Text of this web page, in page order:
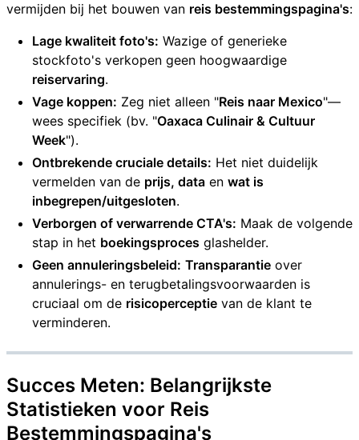
vermijden bij het bouwen van reis bestemmingspagina's:
Lage kwaliteit foto's: Wazige of generieke
stockfoto's verkopen geen hoogwaardige
reiservaring.
Vage koppen: Zeg niet alleen "Reis naar Mexico"—
wees specifiek (bv. "Oaxaca Culinair & Cultuur
Week").
Ontbrekende cruciale details: Het niet duidelijk
vermelden van de prijs, data en wat is
inbegrepen/uitgesloten.
Verborgen of verwarrende CTA's: Maak de volgende
stap in het boekingsproces glashelder.
Geen annuleringsbeleid: Transparantie over
annulerings- en terugbetalingsvoorwaarden is
cruciaal om de risicoperceptie van de klant te
verminderen.
Succes Meten: Belangrijkste
Statistieken voor Reis
Bestemmingspagina's